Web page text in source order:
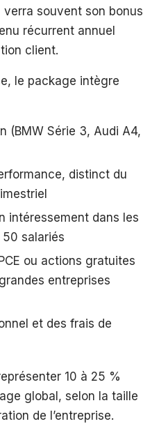
souvent son bonus
récurrent annuel
client.
le package intègre
(BMW Série 3, Audi A4,
distinct du
intéressement dans les
salariés
ou actions gratuites
entreprises
et des frais de
10 à 25 %
global, selon la taille
de l’entreprise.